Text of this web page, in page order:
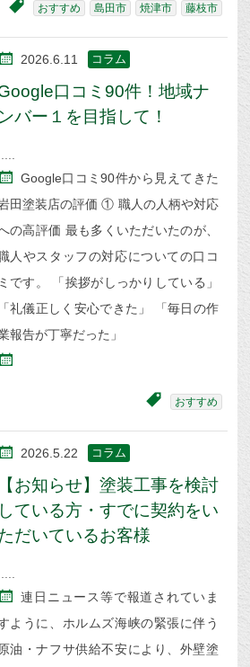
おすすめ 島田市 焼津市 藤枝市
2026.6.11 コラム
口コミ90件！地域ナ
ンバー１を目指して！
Google口コミ90件から見えてきた
田塗装店の評価 ① 職人の人柄や対応
の高評価 最も多くいただいたのが、
人やスタッフの対応についての口コ
ミです。 「挨拶がしっかりしている」
「礼儀正しく安心できた」 「毎日の作
報告が丁寧だった」
おすすめ
2026.5.22 コラム
【お知らせ】塗装工事を検討
している方・すでに契約をい
だいているお客様
連日ニュース等で報道されていま
ように、ホルムズ海峡の緊張に伴う
原油・ナフサ供給不安により、外壁塗